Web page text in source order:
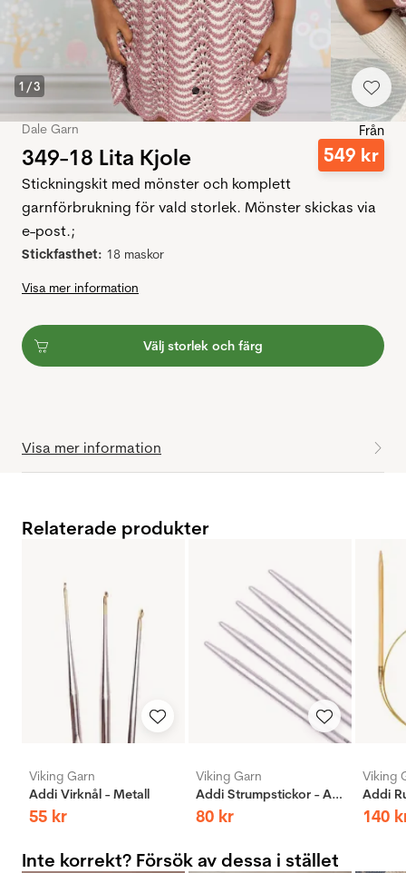
1 /3
Dale Garn
349-18 Lita Kjole
Från
549 kr
Stickningskit med mönster och komplett
garnförbrukning för vald storlek. Mönster skickas via
e-post.;
Stickfasthet: 18 maskor
Visa mer information
Välj storlek och färg
Visa mer information
Relaterade produkter
Viking Garn
Addi Virknål - Metall
55 kr
Viking Garn
Addi Strumpstickor - Aluminium
80 kr
Viking
140
Inte korrekt? Försök av dessa i stället